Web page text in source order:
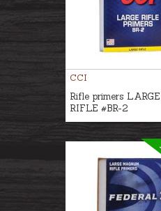
CCI
Rifle primers LARGE
RIFLE #BR-2